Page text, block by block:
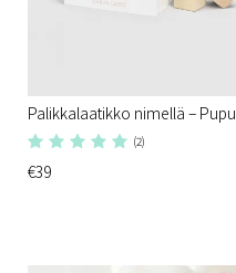
Palikkalaatikko nimellä – Pupu
(2)
€39